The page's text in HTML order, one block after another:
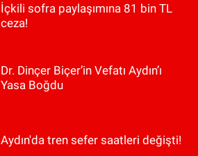
İçkili sofra paylaşımına 81 bin TL
ceza!
Dr. Dinçer Biçer’in Vefatı Aydın’ı
Yasa Boğdu
Aydın'da tren sefer saatleri değişti!